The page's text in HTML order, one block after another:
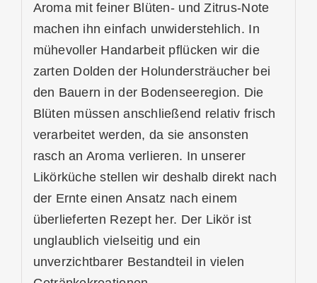
Aroma mit feiner Blüten- und Zitrus-Note
machen ihn einfach unwiderstehlich. In
mühevoller Handarbeit pflücken wir die
zarten Dolden der Holundersträucher bei
den Bauern in der Bodenseeregion. Die
Blüten müssen anschließend relativ frisch
verarbeitet werden, da sie ansonsten
rasch an Aroma verlieren. In unserer
Likörküche stellen wir deshalb direkt nach
der Ernte einen Ansatz nach einem
überlieferten Rezept her. Der Likör ist
unglaublich vielseitig und ein
unverzichtbarer Bestandteil in vielen